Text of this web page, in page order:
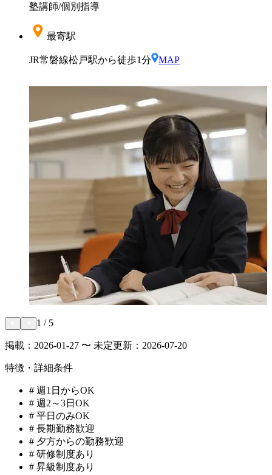
塾講師/個別指導
最寄駅
JR常磐線松戸駅から徒歩1分 MAP
1 / 5
掲載： 2026-01-27 〜 未定更新： 2026-07-20
特徴・詳細条件
# 週1日からOK
# 週2～3日OK
# 平日のみOK
# 長期勤務歓迎
# 夕方からの勤務歓迎
# 研修制度あり
# 昇級制度あり